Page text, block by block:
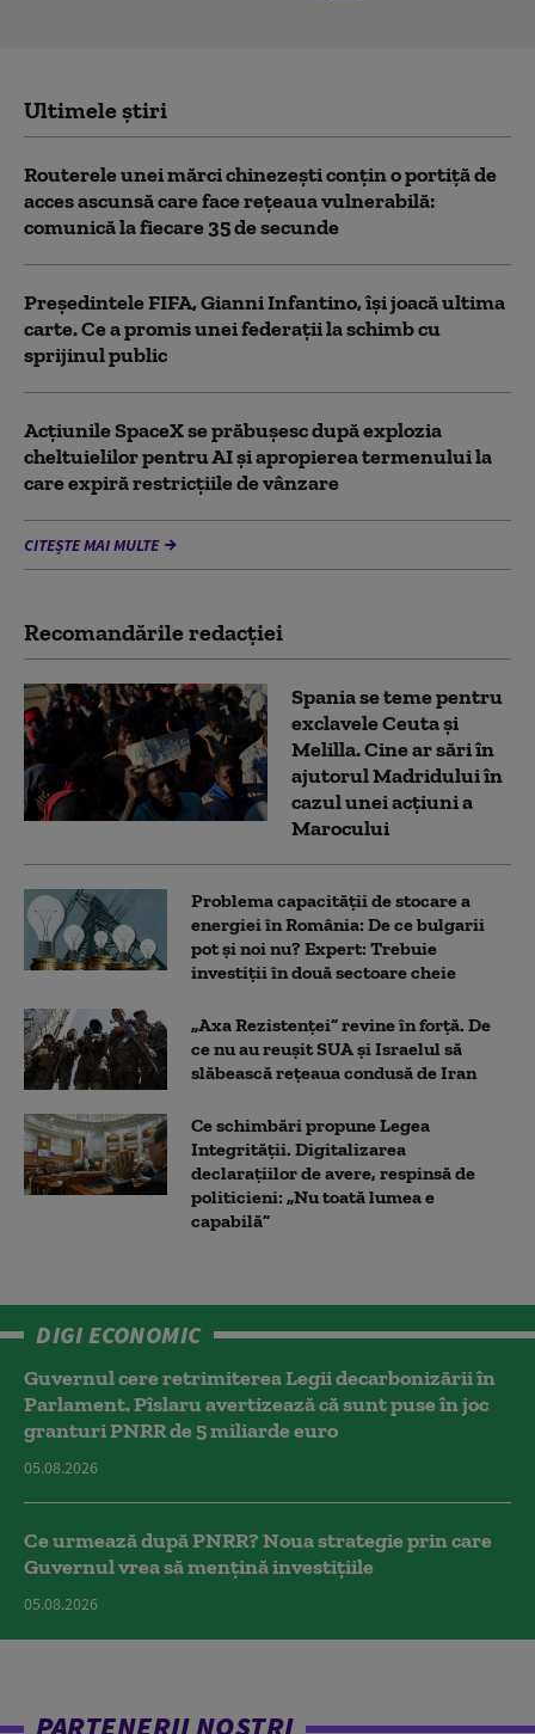
Ultimele știri
Routerele unei mărci chinezești conțin o portiță de
acces ascunsă care face rețeaua vulnerabilă:
comunică la fiecare 35 de secunde
Președintele FIFA, Gianni Infantino, îşi joacă ultima
carte. Ce a promis unei federații la schimb cu
sprijinul public
Acţiunile SpaceX se prăbuşesc după explozia
cheltuielilor pentru AI şi apropierea termenului la
care expiră restricţiile de vânzare
CITEȘTE MAI MULTE
Recomandările redacţiei
Spania se teme pentru
exclavele Ceuta și
Melilla. Cine ar sări în
ajutorul Madridului în
cazul unei acțiuni a
Marocului
Problema capacității de stocare a
energiei în România: De ce bulgarii
pot și noi nu? Expert: Trebuie
investiții în două sectoare cheie
„Axa Rezistenței” revine în forță. De
ce nu au reușit SUA și Israelul să
slăbească rețeaua condusă de Iran
Ce schimbări propune Legea
Integrității. Digitalizarea
declarațiilor de avere, respinsă de
politicieni: „Nu toată lumea e
capabilă”
DIGI ECONOMIC
Guvernul cere retrimiterea Legii decarbonizării în
Parlament. Pîslaru avertizează că sunt puse în joc
granturi PNRR de 5 miliarde euro
05.08.2026
Ce urmează după PNRR? Noua strategie prin care
Guvernul vrea să mențină investițiile
05.08.2026
PARTENERII NOȘTRI